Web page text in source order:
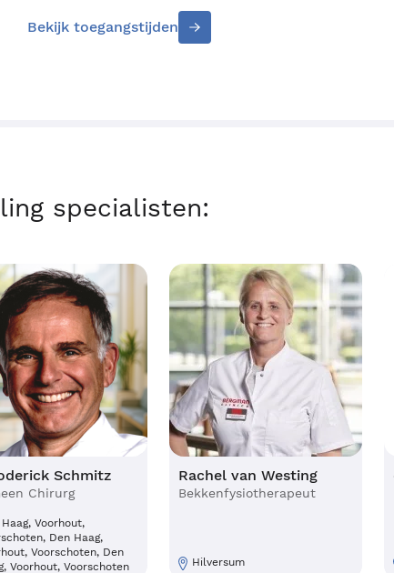
Bekijk toegangstijden
specialisten:
Roderick Schmitz
Chirurg
Den Haag, Voorhout,
Voorschoten, Den Haag,
Voorhout, Voorschoten, Den
Haag, Voorhout, Voorschoten
Rachel van Westing
Bekkenfysiotherapeut
Hilversum